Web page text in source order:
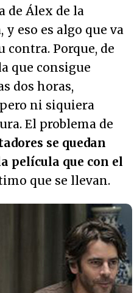
de Álex de la
y eso es algo que va
contra. Porque, de
que consigue
dos horas,
ni siquiera
El problema de
se quedan
película que con el
que se llevan.